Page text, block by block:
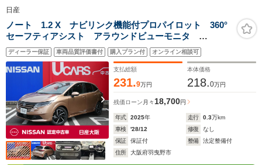
日産
ノート 1.2 X ナビリンク機能付プロパイロット 360°
セーフティアシスト アラウンドビューモニタ
Bluetooth スマホミラーリング アップルカープレイ
オートブレーキホールド アダプティプLEDヘッドライ
ト ETC2.0
ディーラー保証 車両品質評価書付 購入プラン付 オンライン相談可
支払総額
231.9万円
本体価格
218.0万円
残価ローン 月々 18,700円
年式 2025年 走行 0.3万km
車検
'28/12 修復
なし
保証
保証付 整備
法定整備付
住所
大阪府羽曳野市